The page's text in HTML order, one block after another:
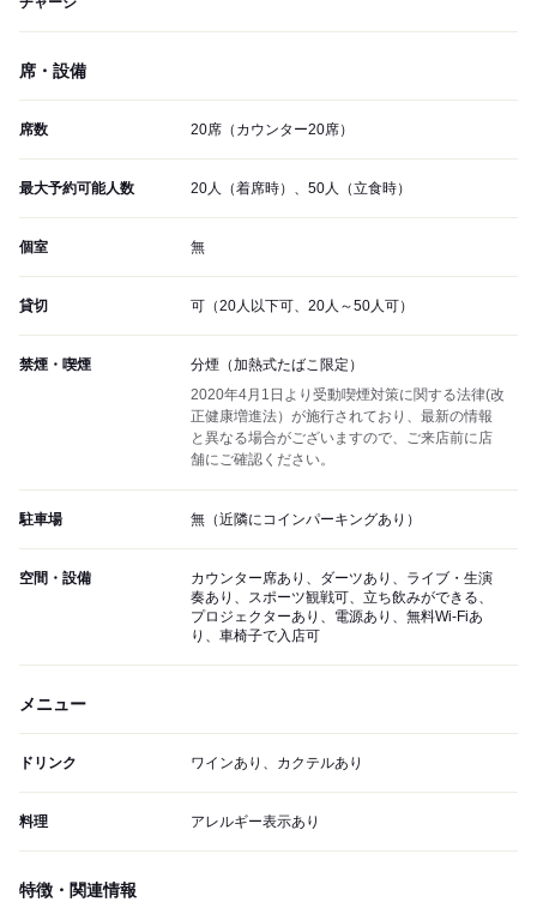
席・設備
席数 20席（カウンター20席）
最大予約可能人数 20人（着席時）、50人（立食時）
個室 無
貸切 可（20人以下可、20人～50人可）
禁煙・喫煙
分煙（加熱式たばこ限定）
2020年4月1日より受動喫煙対策に関する法律(改
正健康増進法）が施行されており、最新の情報
と異なる場合がございますので、ご来店前に店
舗にご確認ください。
駐車場 無（近隣にコインパーキングあり）
空間・設備
カウンター席あり、ダーツあり、ライブ・生演
奏あり、スポーツ観戦可、立ち飲みができる、
プロジェクターあり、電源あり、無料Wi-Fiあ
り、車椅子で入店可
メニュー
ドリンク ワインあり、カクテルあり
料理 アレルギー表示あり
特徴・関連情報